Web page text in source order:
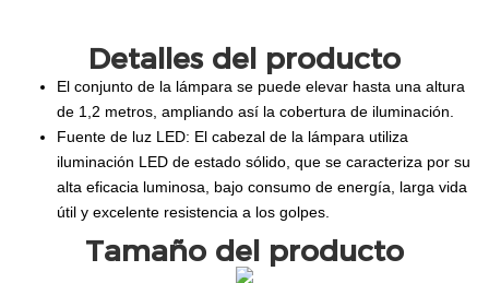
Detalles del producto
El conjunto de la lámpara se puede elevar hasta una altura
de 1,2 metros, ampliando así la cobertura de iluminación.
Fuente de luz LED: El cabezal de la lámpara utiliza
iluminación LED de estado sólido, que se caracteriza por su
alta eficacia luminosa, bajo consumo de energía, larga vida
útil y excelente resistencia a los golpes.
Tamaño del producto